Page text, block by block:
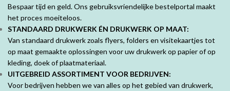
Bespaar tijd en geld. Ons gebruiksvriendelijke bestelportal maakt
het proces moeiteloos.
STANDAARD DRUKWERK ÉN DRUKWERK OP MAAT:
Van standaard drukwerk zoals flyers, folders en visitekaartjes tot
op maat gemaakte oplossingen voor uw drukwerk op papier of op
kleding, doek of plaatmateriaal.
UITGEBREID ASSORTIMENT VOOR BEDRIJVEN:
Voor bedrijven hebben we van alles op het gebied van drukwerk,